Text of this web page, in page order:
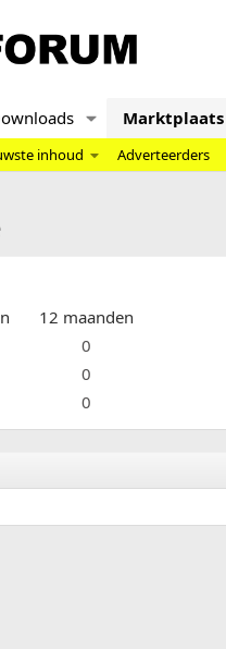
Marktplaats
inhoud Adverteerders
12 maanden
0
0
0